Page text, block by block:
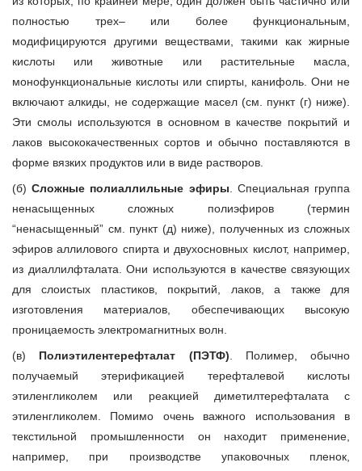
полностью трех– или более функциональным,
модифицируются другими веществами, такими как жирные
кислоты или животные или растительные масла,
монофункциональные кислоты или спирты, канифоль. Они не
включают алкиды, не содержащие масел (см. пункт (г) ниже).
Эти смолы используются в основном в качестве покрытий и
лаков высококачественных сортов и обычно поставляются в
форме вязких продуктов или в виде растворов.
(б)Сложные полиаллильные эфиры . Специальная группа
ненасыщенных сложных полиэфиров (термин
“ненасыщенный” см. пункт (д) ниже), полученных из сложных
эфиров аллилового спирта и двухосновных кислот, например,
из диаллилфталата. Они используются в качестве связующих
для слоистых пластиков, покрытий, лаков, а также для
изготовления материалов, обеспечивающих высокую
проницаемость электромагнитных волн.
(в) Полиэтилентерефталат (ПЭТФ) . Полимер, обычно
получаемый этерификацией терефталевой кислоты
этиленгликолем или реакцией диметилтерефталата с
этиленгликолем. Помимо очень важного использования в
текстильной промышленности он находит применение,
например, при производстве упаковочных пленок,